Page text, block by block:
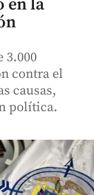
en la
3.000
contra el
causas,
política.